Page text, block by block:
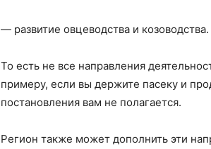
— развитие овцеводства и козоводства.
То есть не все направления
примеру, если вы держите пасеку и
постановления вам не полагается.
Регион также может дополнить эти